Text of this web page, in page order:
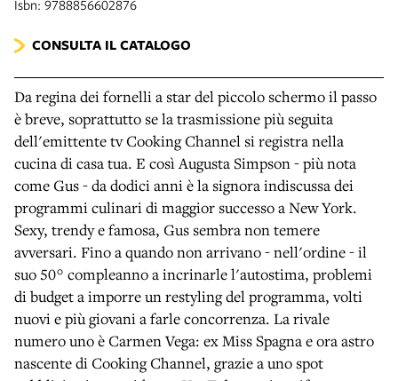
Isbn: 9788856602876
CONSULTA IL CATALOGO
Da regina dei fornelli a star del piccolo schermo il passo
è breve, soprattutto se la trasmissione più seguita
dell'emittente tv Cooking Channel si registra nella
cucina di casa tua. E così Augusta Simpson - più nota
come Gus - da dodici anni è la signora indiscussa dei
programmi culinari di maggior successo a New York.
Sexy, trendy e famosa, Gus sembra non temere
avversari. Fino a quando non arrivano - nell'ordine - il
suo 50° compleanno a incrinarle l'autostima, problemi
di budget a imporre un restyling del programma, volti
nuovi e più giovani a farle concorrenza. La rivale
numero uno è Carmen Vega: ex Miss Spagna e ora astro
nascente di Cooking Channel, grazie a uno spot